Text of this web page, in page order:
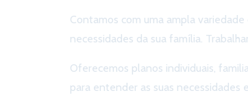
Contamos com uma ampla
necessidades da sua família.
Oferecemos planos individuais,
para entender as suas necessidades